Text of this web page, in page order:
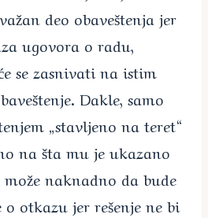
deo obaveštenja jer
ugovora o radu,
se zasnivati na istim
Dakle, samo
„stavljeno na teret“
na šta mu je ukazano
naknadno da bude
o otkazu jer rešenje ne bi